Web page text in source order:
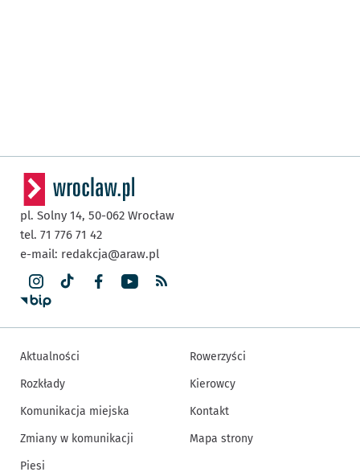
pl. Solny 14, 50-062 Wrocław
tel. 71 776 71 42
e-mail: redakcja@araw.pl
Aktualności
Rozkłady
Komunikacja miejska
Zmiany w komunikacji
Piesi
Rowerzyści
Kierowcy
Kontakt
Mapa strony